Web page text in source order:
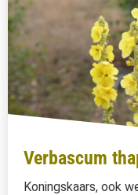
Verbascum
Koningskaars, ook